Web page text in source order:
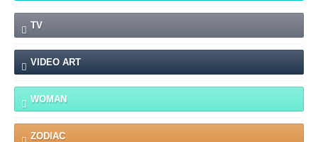
TV
VIDEO ART
WOMAN
ZODIAC